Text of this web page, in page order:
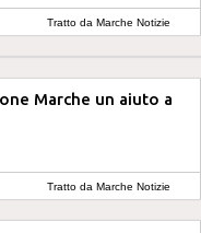
Tratto da Marche Notizie
Marche un aiuto a
Tratto da Marche Notizie